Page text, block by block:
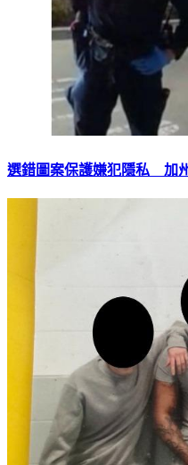
選錯圖案保護嫌犯隱私 加